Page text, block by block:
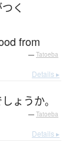
つく
from
— Tatoeba
Details ▸
しょうか。
— Tatoeba
Details ▸